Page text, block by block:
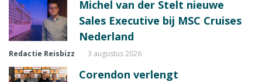
Michel van der Stelt nieuwe
Sales Executive bij MSC Cruises
Nederland
Redactie Reisbizz 3 augustus 2026
Corendon verlengt